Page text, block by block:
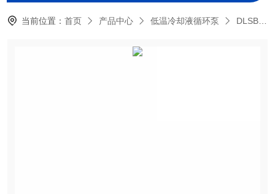
当前位置：首页 产品中心 低温冷却液循环泵 DLSB系列低温冷却液循环泵